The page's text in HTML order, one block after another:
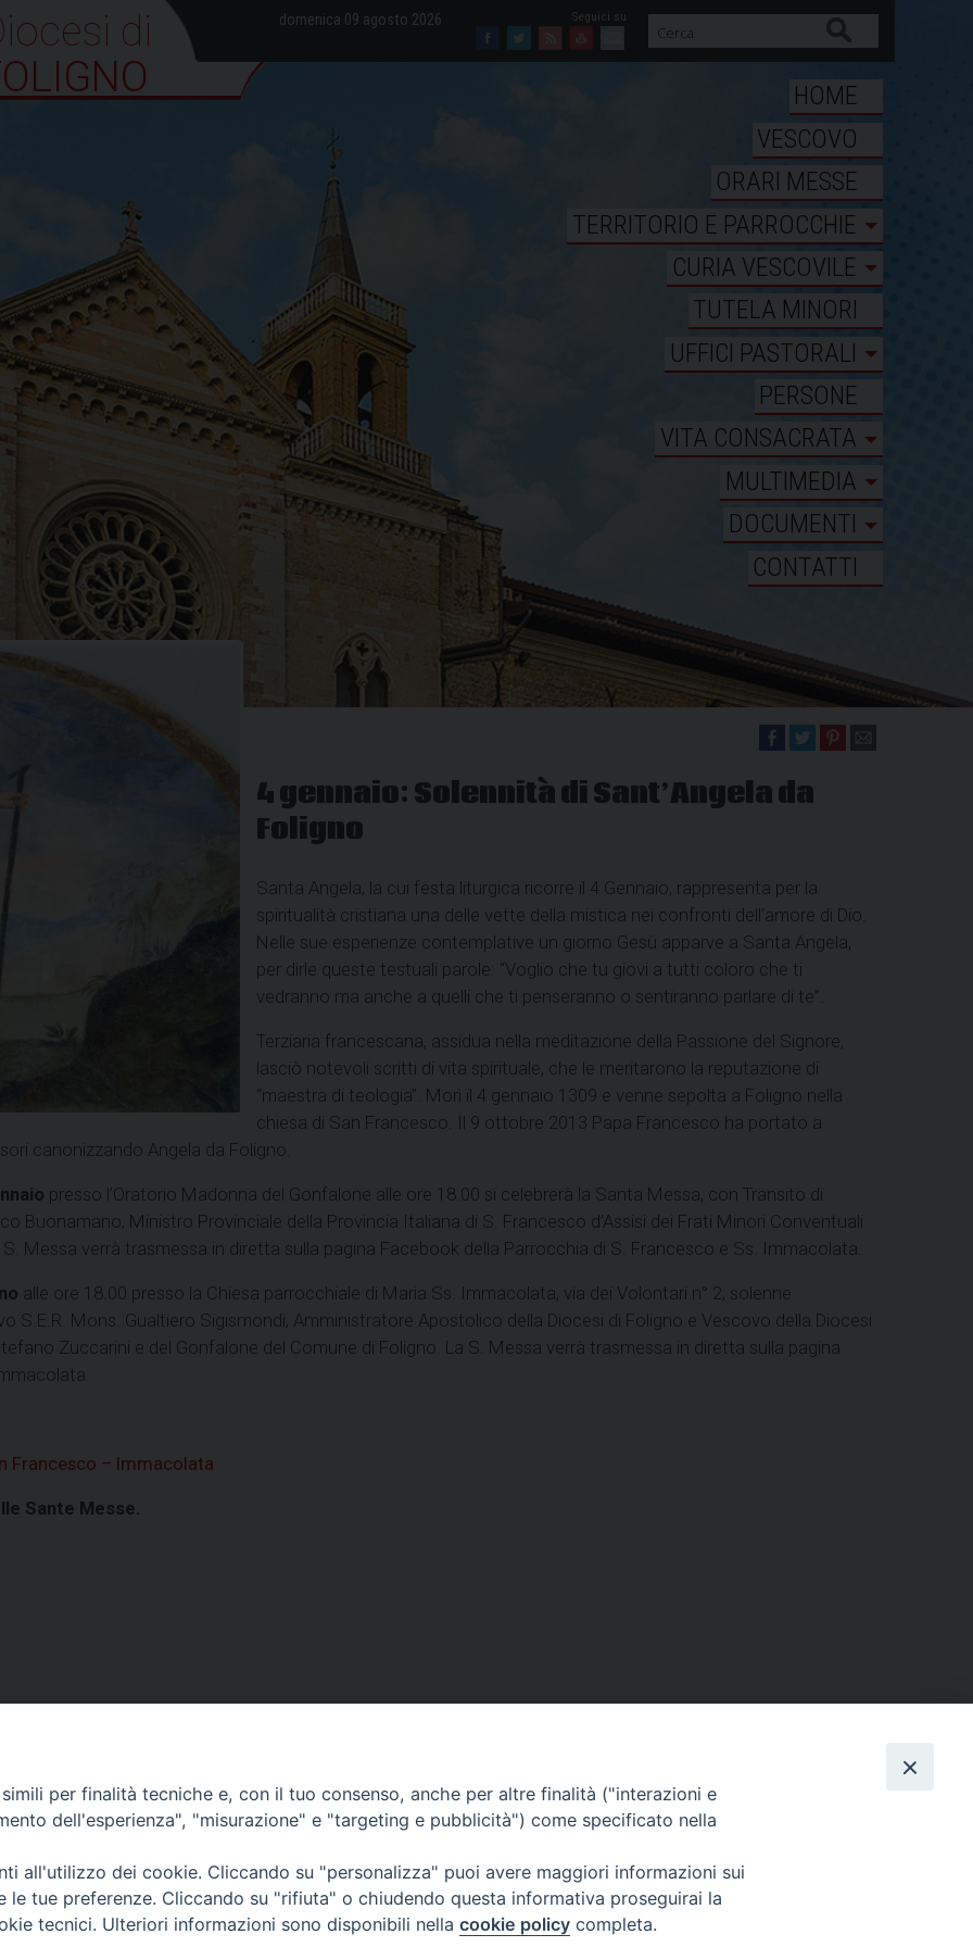
domenica 09 agosto 2026
Facebook
Twitter
FeedYoutube
Mail
di Foligno
HOME
VESCOVO
ORARI MESSE
TERRITORIO E PARROCCHIE
CURIA VESCOVILE
TUTELA MINORI
UFFICI PASTORALI
PERSONE
VITA CONSACRATA
MULTIMEDIA
DOCUMENTI
CONTATTI
4 gennaio: Solennità di Sant’Angela da
Foligno
Santa Angela, la cui festa liturgica ricorre il 4 Gennaio, rappresenta per la
spiritualità cristiana una delle vette della mistica nei confronti dell’amore di Dio.
Nelle sue esperienze contemplative un giorno Gesù apparve a Santa Angela,
per dirle queste testuali parole: “Voglio che tu giovi a tutti coloro che ti
vedranno ma anche a quelli che ti penseranno o sentiranno parlare di te”.
Terziaria francescana, assidua nella meditazione della Passione del Signore,
lasciò notevoli scritti di vita spirituale, che le meritarono la reputazione di
“maestra di teologia”. Morì il 4 gennaio 1309 e venne sepolta a Foligno nella
chiesa di San Francesco. Il 9 ottobre 2013 Papa Francesco ha portato a
canonizzando Angela da Foligno.
presso l’Oratorio Madonna del Gonfalone alle ore 18.00 si celebrerà la Santa Messa, con Transito di
Buonamano, Ministro Provinciale della Provincia Italiana di S. Francesco d’Assisi dei Frati Minori Conventuali
Messa verrà trasmessa in diretta sulla pagina Facebook della Parrocchia di S. Francesco e Ss. Immacolata.
alle ore 18.00 presso la Chiesa parrocchiale di Maria Ss. Immacolata, via dei Volontari n° 2, solenne
S.E.R. Mons. Gualtiero Sigismondi, Amministratore Apostolico della Diocesi di Foligno e Vescovo della Diocesi
Zuccarini e del Gonfalone del Comune di Foligno. La S. Messa verrà trasmessa in diretta sulla pagina
Francesco – Immacolata
Sante Messe.
TUTELA MINORI UFFICI PASTORALI PERSONE VITA CONSACRATA
© 2018 Diocesi di Foligno /Curia . Piazza Mons. Faloci 3 - 06034 FOLIGNO [PG]
fax 0742 349021 email: info@diocesidifoligno.it . pec: diocesidifoligno@pec.it
per finalità tecniche e, con il tuo consenso, anche per altre finalità ("interazioni e
dell'esperienza", "misurazione" e "targeting e pubblicità") come specificato nella
all'utilizzo dei cookie. Cliccando su "personalizza" puoi avere maggiori informazioni sui
le tue preferenze. Cliccando su "rifiuta" o chiudendo questa informativa proseguirai la
tecnici. Ulteriori informazioni sono disponibili nella cookie policy completa.